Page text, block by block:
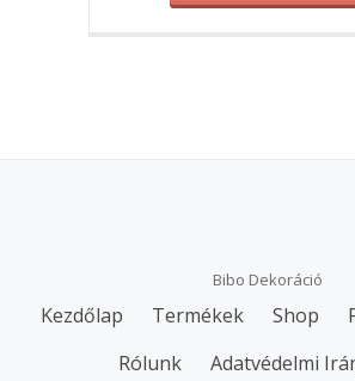
Bibo Dekoráció
Secondary
Menu
Kezdőlap Termékek Shop
Rólunk
Adatvédelmi